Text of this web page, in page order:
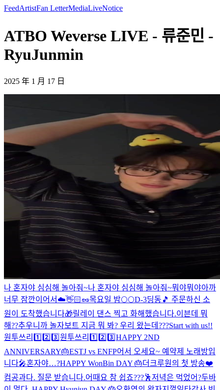
FeedArtistFan LetterMediaLiveNotice
ATBO Weverse LIVE - 류준민 -
RyuJunmin
2025 年 1 月 17 日
나 혼자야 심심해 놀아줘~나 혼자야 심심해 놀아줘~뭐야뭐야아까
너무 잠깐이어서 ☁️👋🏻🥜목요일 밤🌕🌕D-3딩동🎵 주문하신 소
원이 도착했습니다🎁릴레이 댄스 찍고 화해했습니다.이븐데 뭐
해??추우니까 놀자보트 지금 뭐 봐? 우리 왔는데???Start with us!!
원투쓰리1️⃣2️⃣3️⃣원투쓰리1️⃣2️⃣3️⃣HAPPY 2ND
ANNIVERSARY🎂ESTJ vs ENFP어서 오세요~ 예약제 노래방입
니다🎤혼자야…?HAPPY WonBin DAY 🎂더크루원의 첫 방송❤️
컴공과다. 질문 받습니다.어때요 참 쉽죠???🕺저녁은 먹었어?두바